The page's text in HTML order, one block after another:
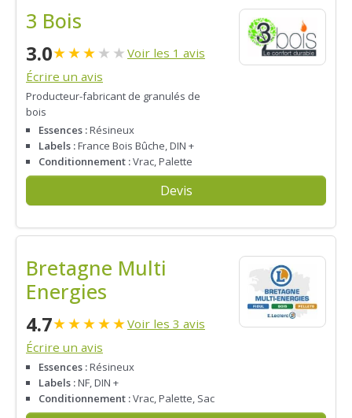
3 Bois
3.0★★★★ ★ Voir les 1 avis
Écrire un avis
Producteur-fabricant de granulés de
bois
Essences :Résineux
Labels :France Bois Bûche, DIN +
Conditionnement :Vrac, Palette
Devis
Bretagne Multi
Energies
4.7★★★★★Voir les 3 avis
Écrire un avis
Essences :Résineux
Labels :NF, DIN +
Conditionnement :Vrac, Palette, Sac